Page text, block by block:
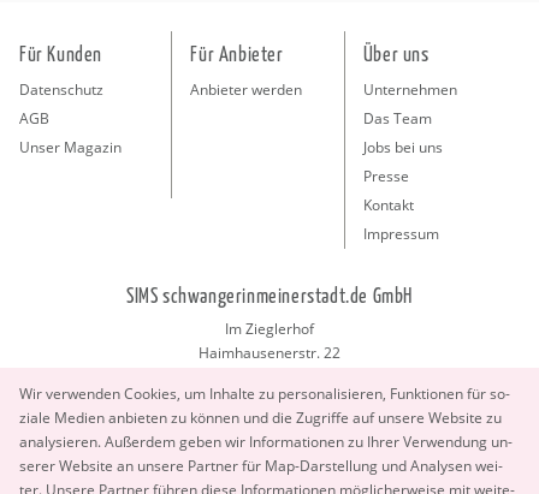
Wir ver­wen­den Coo­kies, um In­hal­te zu per­so­na­li­sie­ren, Funk­tio­nen für so­
zia­le Me­di­en an­bie­ten zu kön­nen und die Zu­grif­fe auf un­se­re Web­site zu
ana­ly­sie­ren. Au­ßer­dem geben wir In­for­ma­tio­nen zu Ihrer Ver­wen­dung un­
se­rer Web­site an un­se­re Part­ner für Map-Dar­stel­lung und Ana­ly­sen wei­
ter. Un­se­re Part­ner füh­ren diese In­for­ma­tio­nen mög­li­cher­wei­se mit wei­te­
Für Kunden
Datenschutz
AGB
Unser Magazin
Für Anbieter
Anbieter werden
Über uns
Unternehmen
Das Team
Jobs bei uns
Presse
Kontakt
Impressum
SIMS schwangerinmeinerstadt.de GmbH
Im Zieglerhof
Haimhausenerstr. 22
info@schwangerinmeinerstadt.de